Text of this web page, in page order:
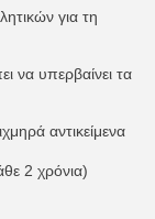
για τη
να υπερβαίνει τα
αντικείμενα
2 χρόνια)